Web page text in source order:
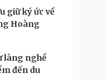
giữ ký ức về
Hoàng
làng nghề
đến du